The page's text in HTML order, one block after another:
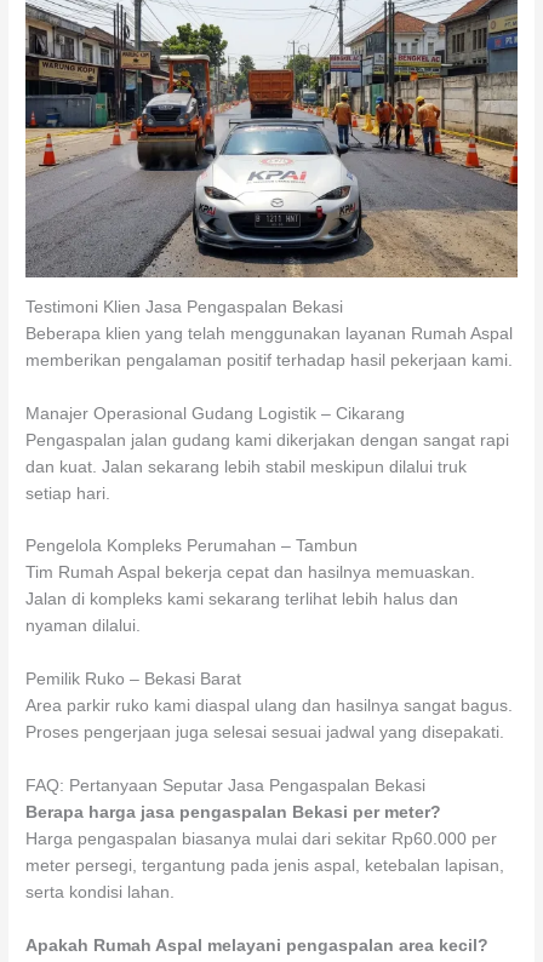
Testimoni Klien Jasa Pengaspalan Bekasi
Beberapa klien yang telah menggunakan layanan Rumah Aspal
memberikan pengalaman positif terhadap hasil pekerjaan kami.
Manajer Operasional Gudang Logistik – Cikarang
Pengaspalan jalan gudang kami dikerjakan dengan sangat rapi
dan kuat. Jalan sekarang lebih stabil meskipun dilalui truk
setiap hari.
Pengelola Kompleks Perumahan – Tambun
Tim Rumah Aspal bekerja cepat dan hasilnya memuaskan.
Jalan di kompleks kami sekarang terlihat lebih halus dan
nyaman dilalui.
Pemilik Ruko – Bekasi Barat
Area parkir ruko kami diaspal ulang dan hasilnya sangat bagus.
Proses pengerjaan juga selesai sesuai jadwal yang disepakati.
FAQ: Pertanyaan Seputar Jasa Pengaspalan Bekasi
Berapa harga jasa pengaspalan Bekasi per meter?
Harga pengaspalan biasanya mulai dari sekitar Rp60.000 per
meter persegi, tergantung pada jenis aspal, ketebalan lapisan,
serta kondisi lahan.
Apakah Rumah Aspal melayani pengaspalan area kecil?